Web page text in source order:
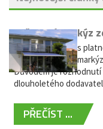
Vyřazení markýz
Vážení zákazníci, s
nabídky výsuvné
Důvodem je
dlouholetého
PŘEČÍST ...